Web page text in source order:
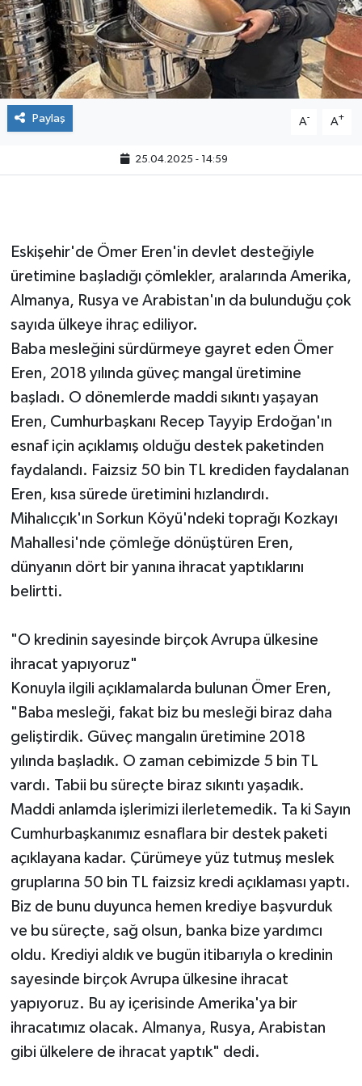
Paylaş A- A+
25.04.2025 - 14:59
Eskişehir'de Ömer Eren'in devlet desteğiyle
üretimine başladığı çömlekler, aralarında Amerika,
Almanya, Rusya ve Arabistan'ın da bulunduğu çok
sayıda ülkeye ihraç ediliyor.
Baba mesleğini sürdürmeye gayret eden Ömer
Eren, 2018 yılında güveç mangal üretimine
başladı. O dönemlerde maddi sıkıntı yaşayan
Eren, Cumhurbaşkanı Recep Tayyip Erdoğan'ın
esnaf için açıklamış olduğu destek paketinden
faydalandı. Faizsiz 50 bin TL krediden faydalanan
Eren, kısa sürede üretimini hızlandırdı.
Mihalıcçık'ın Sorkun Köyü'ndeki toprağı Kozkayı
Mahallesi'nde çömleğe dönüştüren Eren,
dünyanın dört bir yanına ihracat yaptıklarını
belirtti.
"O kredinin sayesinde birçok Avrupa ülkesine
ihracat yapıyoruz"
Konuyla ilgili açıklamalarda bulunan Ömer Eren,
"Baba mesleği, fakat biz bu mesleği biraz daha
geliştirdik. Güveç mangalın üretimine 2018
yılında başladık. O zaman cebimizde 5 bin TL
vardı. Tabii bu süreçte biraz sıkıntı yaşadık.
Maddi anlamda işlerimizi ilerletemedik. Ta ki Sayın
Cumhurbaşkanımız esnaflara bir destek paketi
açıklayana kadar. Çürümeye yüz tutmuş meslek
gruplarına 50 bin TL faizsiz kredi açıklaması yaptı.
Biz de bunu duyunca hemen krediye başvurduk
ve bu süreçte, sağ olsun, banka bize yardımcı
oldu. Krediyi aldık ve bugün itibarıyla o kredinin
sayesinde birçok Avrupa ülkesine ihracat
yapıyoruz. Bu ay içerisinde Amerika'ya bir
ihracatımız olacak. Almanya, Rusya, Arabistan
gibi ülkelere de ihracat yaptık" dedi.